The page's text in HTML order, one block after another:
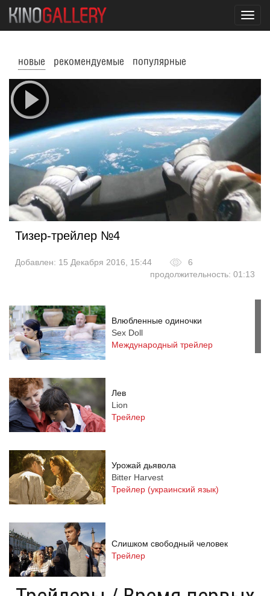
новые рекомендуемые популярные
Тизер-трейлер №4
Добавлен: 15 Декабря 2016, 15:44
6
продолжительность: 01:13
Влюбленные одиночки
Sex Doll
Международный трейлер
Лев
Lion
Трейлер
Урожай дьявола
Bitter Harvest
Трейлер (украинский язык)
Слишком свободный человек
Трейлер